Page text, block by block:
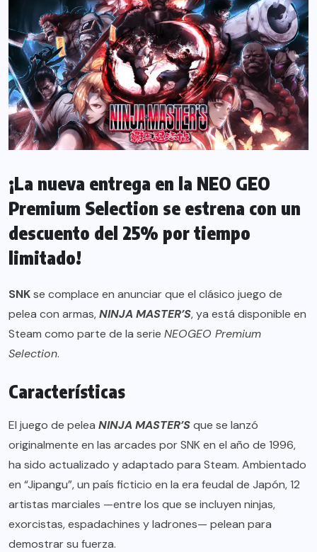
¡La nueva entrega en la NEO GEO
Premium Selection se estrena con un
descuento del 25% por tiempo
limitado!
SNKse complace en anunciar que el clásico juego de
pelea con armas,NINJA MASTER’S, ya está disponible en
Steam como parte de la serie NEOGEO Premium
Selection.
Características
El juego de pelea NINJA MASTER’Sque se lanzó
originalmente en las arcades por SNK en el año de 1996,
ha sido actualizado y adaptado para Steam. Ambientado
en “Jipangu”, un país ficticio en la era feudal de Japón, 12
artistas marciales —entre los que se incluyen ninjas,
exorcistas, espadachines y ladrones— pelean para
demostrar su fuerza.